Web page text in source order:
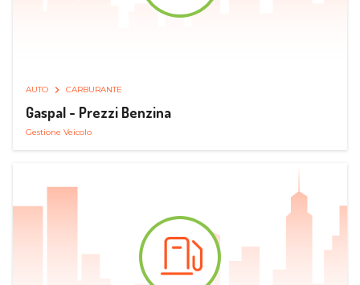
AUTO CARBURANTE
Gaspal - Prezzi Benzina
Gestione Veicolo